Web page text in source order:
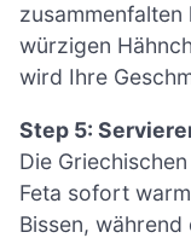
würzigen
wird Ihre
Step 5:
Die
Feta sofort
Bissen,